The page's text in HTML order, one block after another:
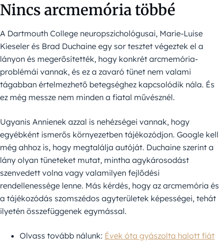
Nincs arcmemória többé
A Dartmouth College neuropszichológusai, Marie-Luise
Kieseler és Brad Duchaine egy sor tesztet végeztek el a
lányon és megerősítették, hogy konkrét arcmemória-
problémái vannak, és ez a zavaró tünet nem valami
tágabban értelmezhető betegséghez kapcsolódik nála. És
ez még messze nem minden a fiatal művésznél.
Ugyanis Annienek azzal is nehézségei vannak, hogy
egyébként ismerős környezetben tájékozódjon. Google kell
még ahhoz is, hogy megtalálja autóját. Duchaine szerint a
lány olyan tüneteket mutat, mintha agykárosodást
szenvedett volna vagy valamilyen fejlődési
rendellenessége lenne. Más kérdés, hogy az arcmemória és
a tájékozódás szomszédos agyterületek képességei, tehát
ilyetén összefüggenek egymással.
Olvass tovább nálunk: Évek óta gyászolta halott fiát